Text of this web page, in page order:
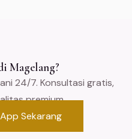
Magelang?
24/7. Konsultasi gratis,
premium.
Sekarang